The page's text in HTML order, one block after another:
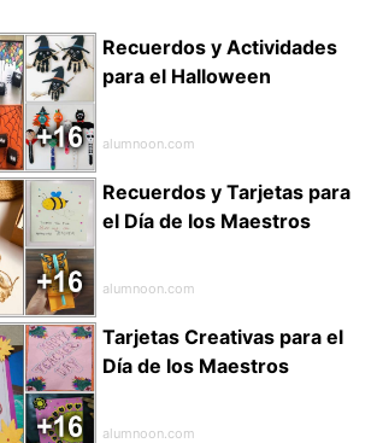
Recuerdos y Actividades
para el Halloween
alumnoon.com
Recuerdos y Tarjetas para
el Día de los Maestros
alumnoon.com
Tarjetas Creativas para el
Día de los Maestros
alumnoon.com